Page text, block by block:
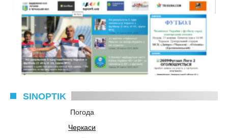
SINOPTIK
Погода
Черкаси